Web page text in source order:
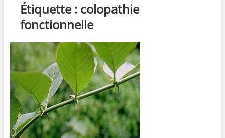
Étiquette : colopathie
fonctionnelle